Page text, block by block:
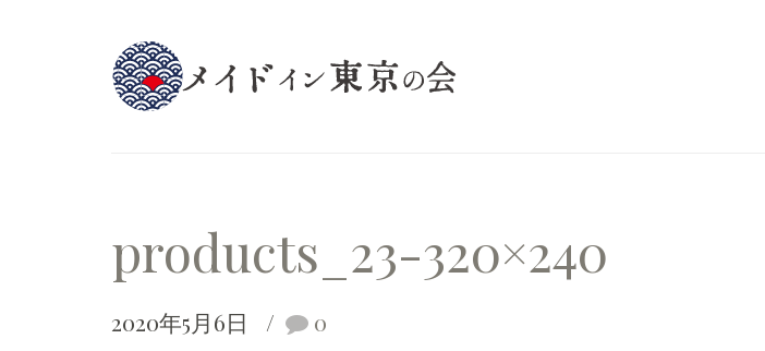
products_23-320×240
2020年5月6日 0